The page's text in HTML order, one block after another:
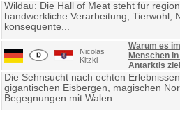
Wildau: Die Hall of Meat steht für
handwerkliche Verarbeitung, Tierwohl,
konsequente...
Nicolas
Kitzki
Warum es
Menschen
Antarktis
Die Sehnsucht nach echten
gigantischen Eisbergen, magischen
Begegnungen mit Walen:...